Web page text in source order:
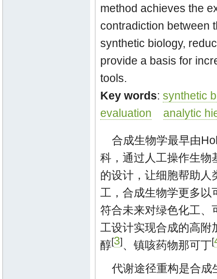
method achieves the
contradiction between
synthetic biology,
provide a basis for
tools.
Key words: synthetic
evaluation
analytic
合成生物学最早由
科，通过人工操作生物
的设计，让细胞帮助人
工，合成生物学更多以
符合未来对绿色化工、
工设计实现合成的高附
醇[3]、镇咳药物那可丁[
代谢途径重构是合成